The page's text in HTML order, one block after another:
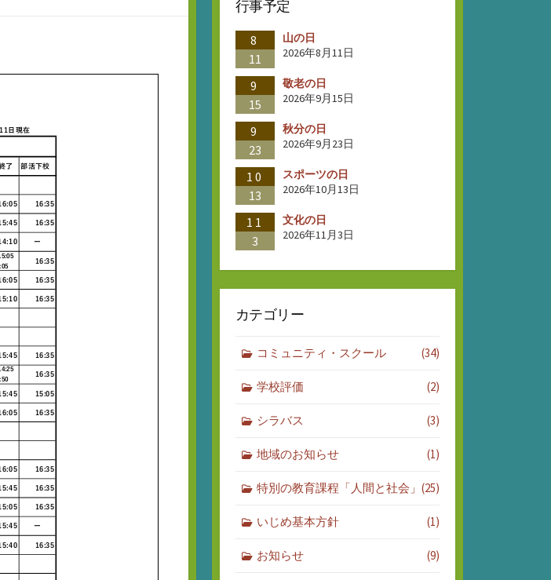
行事予定
8
11
山の日
2026年8月11日
9
15
敬老の日
2026年9月15日
9
23
秋分の日
2026年9月23日
10
13
スポーツの日
2026年10月13日
11
3
文化の日
2026年11月3日
カテゴリー
コミュニティ・スクール (34)
学校評価 (2)
シラバス (3)
地域のお知らせ (1)
特別の教育課程「人間と社会」 (25)
いじめ基本方針 (1)
お知らせ (9)